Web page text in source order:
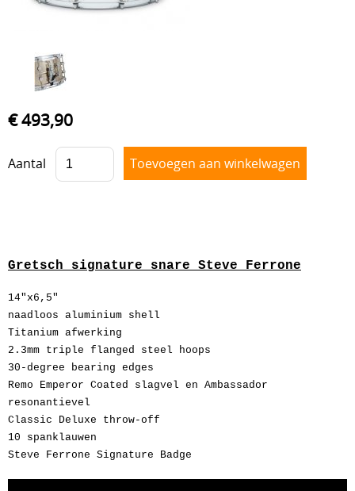
Drum toebehoren
Accesoires
Percussie
Tweedehands drumstellen
Overig
€ 493,90
Aantal
Gretsch signature snare Steve Ferrone
14"x6,5"
naadloos aluminium shell
Titanium afwerking
2.3mm triple flanged steel hoops
30-degree bearing edges
Remo Emperor Coated slagvel en Ambassador
resonantievel
Classic Deluxe throw-off
10 spanklauwen
Steve Ferrone Signature Badge